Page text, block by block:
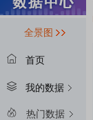
全景图
首页
我的数据
热门数据